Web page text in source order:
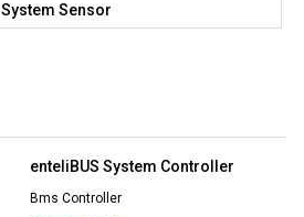
enteliBUS System Controller
Bms Controller
System Sensor